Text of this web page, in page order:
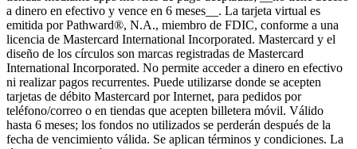
a dinero en efectivo y vence en 6 meses__. La tarjeta virtual es
emitida por Pathward®, N.A., miembro de FDIC, conforme a una
licencia de Mastercard International Incorporated. Mastercard y el
diseño de los círculos son marcas registradas de Mastercard
International Incorporated. No permite acceder a dinero en efectivo
ni realizar pagos recurrentes. Puede utilizarse donde se acepten
tarjetas de débito Mastercard por Internet, para pedidos por
teléfono/correo o en tiendas que acepten billetera móvil. Válido
hasta 6 meses; los fondos no utilizados se perderán después de la
fecha de vencimiento válida. Se aplican términos y condiciones. La